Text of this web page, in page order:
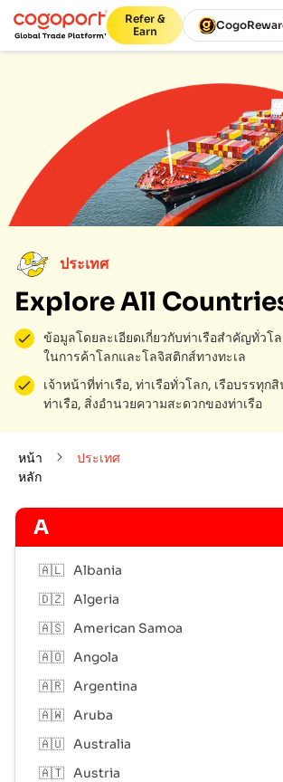
Refer &
Earn
ประเทศ
Explore All
ข้อมูลโดยละเอียดเกี่ยวกับท่าเรือสำคัญทั่ว
ในการค้าโลกและโลจิสติกส์ทางทะเล
เจ้าหน้าที่ท่าเรือ, ท่าเรือทั่วโลก, เรือบรรทุ
ท่าเรือ, สิ่งอำนวยความสะดวกของท่าเรือ
หน้า
หลัก
ประเทศ
A
🇦🇱 Albania
🇩🇿 Algeria
🇦🇸 American Samoa
🇦🇴 Angola
🇦🇷 Argentina
🇦🇼 Aruba
🇦🇺 Australia
🇦🇹 Austria